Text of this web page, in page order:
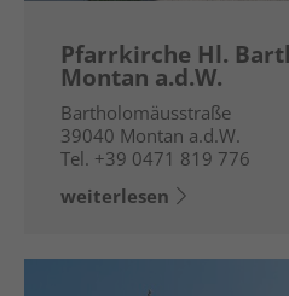
Pfarrkirche Hl.
Montan a.d.W.
Bartholomäusstraße
39040 Montan a.d.W.
Tel. +39 0471 819 776
weiterlesen